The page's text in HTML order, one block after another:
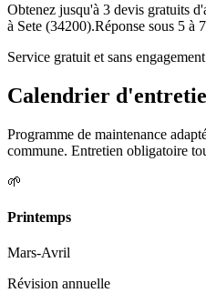
Obtenez jusqu'à 3 devis gratuits
à Sete (34200).Réponse sous 5 à
Service gratuit et sans engagement
Calendrier
Programme de maintenance
commune. Entretien obligatoire
🌱
Printemps
Mars-Avril
Révision annuelle